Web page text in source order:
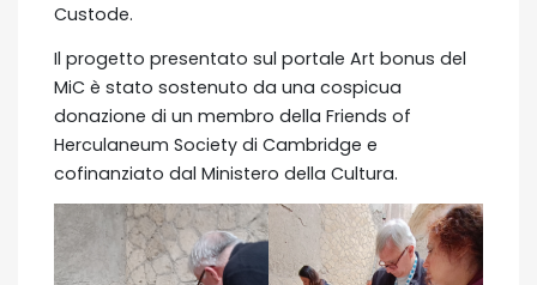
Custode.
Il progetto presentato sul portale Art bonus del
MiC è stato sostenuto da una cospicua
donazione di un membro della Friends of
Herculaneum Society di Cambridge e
cofinanziato dal Ministero della Cultura.